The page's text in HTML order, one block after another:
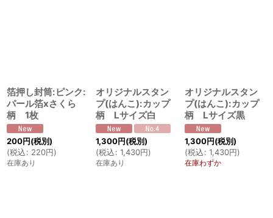
箔押し封筒:ピンク:
パール箔xさくら
柄 1枚
200円(税別)
(税込: 220円)
在庫あり
オリジナルスタン
プ(はんこ):カップ
柄 Lサイズ白
1,300円(税別)
(税込: 1,430円)
在庫あり
オリジナルスタン
プ(はんこ):カップ
柄 Lサイズ黒
1,300円(税別)
(税込: 1,430円)
在庫わずか